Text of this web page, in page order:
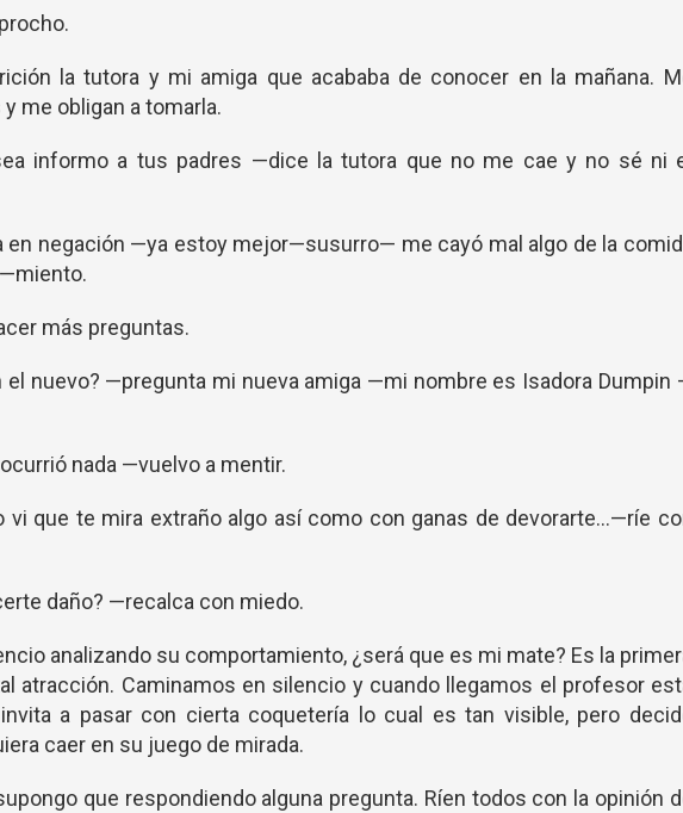
la tutora y mi amiga que acababa de conocer en la mañana.
me obligan a tomarla.
informo a tus padres —dice la tutora que no me cae y no sé ni
en negación —ya estoy mejor—susurro— me cayó mal algo de la
más preguntas.
el nuevo? —pregunta mi nueva amiga —mi nombre es Isadora Dumpin
nada —vuelvo a mentir.
vi que te mira extraño algo así como con ganas de devorarte…—ríe
daño? —recalca con miedo.
analizando su comportamiento, ¿será que es mi mate? Es la
atracción. Caminamos en silencio y cuando llegamos el profesor
a pasar con cierta coquetería lo cual es tan visible, pero
caer en su juego de mirada.
que respondiendo alguna pregunta. Ríen todos con la opinión